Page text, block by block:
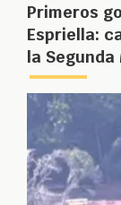
Primeros
Espriella:
la